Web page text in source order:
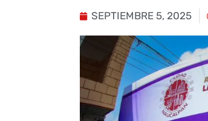
SEPTIEMBRE 5, 2025